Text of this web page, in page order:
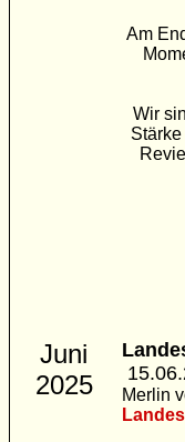
Am
Wir
Juni
2025
Merlin